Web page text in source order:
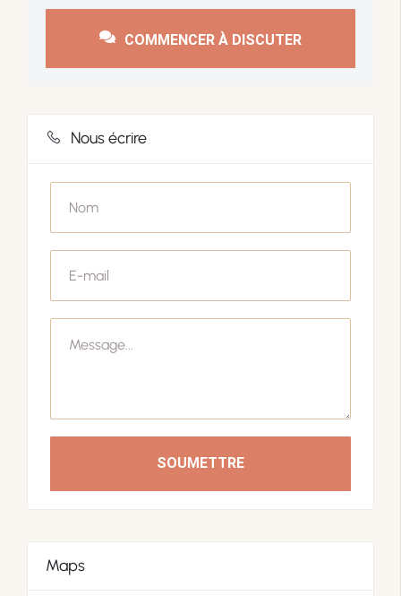
COMMENCER À DISCUTER
Nous écrire
SOUMETTRE
Maps